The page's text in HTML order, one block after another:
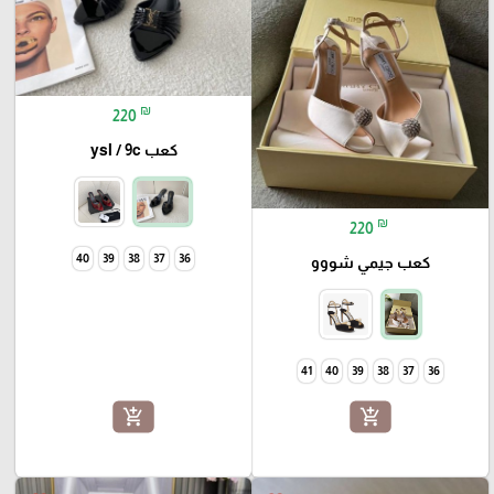
220 ₪
كعب جيمي شووو
36
37
38
39
40
41
add_shopping_cart
220 ₪
كعب ysl / 9c
36
37
38
39
40
add_shopping_cart